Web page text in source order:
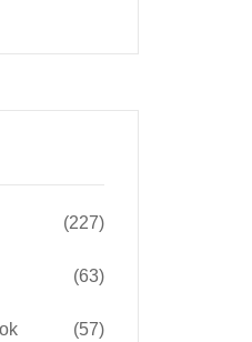
(227)
(63)
(57)